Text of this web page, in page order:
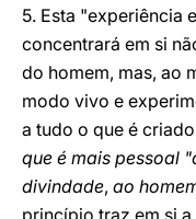
5. Esta "experiência
concentrará em si
do homem, mas, ao
modo vivo e
a tudo o que é
que é mais pessoal
divindade, ao
princípio traz em si